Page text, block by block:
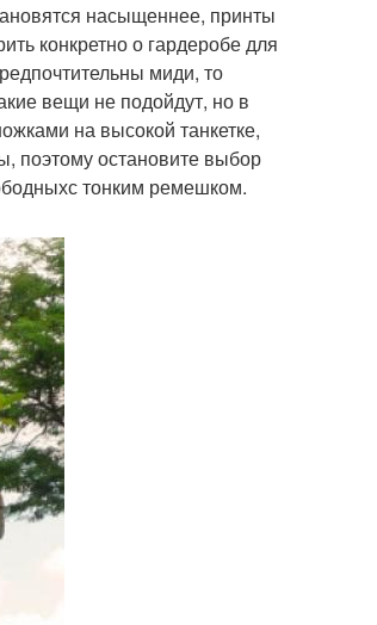
насыщеннее, принты
конкретно о гардеробе для
миди, то
вещи не подойдут, но в
на высокой танкетке,
поэтому остановите выбор
тонким ремешком.